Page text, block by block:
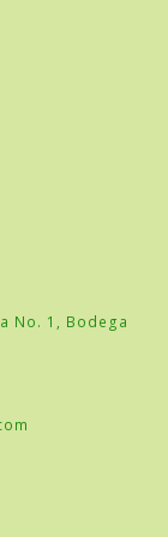
No. 1, Bodega